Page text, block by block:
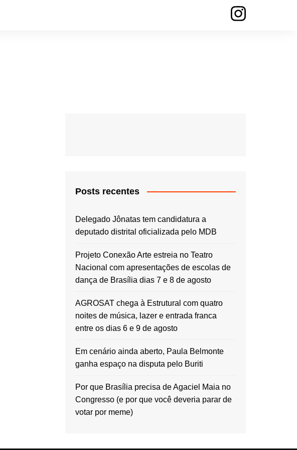
Posts recentes
Delegado Jônatas tem candidatura a
deputado distrital oficializada pelo MDB
Projeto Conexão Arte estreia no Teatro
Nacional com apresentações de escolas de
dança de Brasília dias 7 e 8 de agosto
AGROSAT chega à Estrutural com quatro
noites de música, lazer e entrada franca
entre os dias 6 e 9 de agosto
Em cenário ainda aberto, Paula Belmonte
ganha espaço na disputa pelo Buriti
Por que Brasília precisa de Agaciel Maia no
Congresso (e por que você deveria parar de
votar por meme)